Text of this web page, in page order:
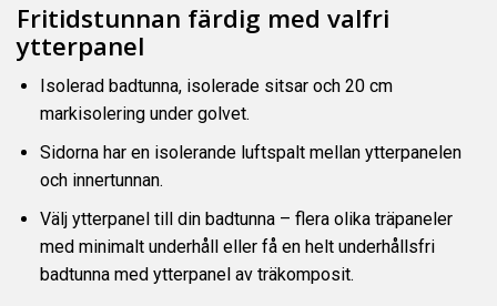
Fritidstunnan färdig med valfri
ytterpanel
Isolerad badtunna, isolerade sitsar och 20 cm
markisolering under golvet.
Sidorna har en isolerande luftspalt mellan ytterpanelen
och innertunnan.
Välj ytterpanel till din badtunna – flera olika träpaneler
med minimalt underhåll eller få en helt underhållsfri
badtunna med ytterpanel av träkomposit.